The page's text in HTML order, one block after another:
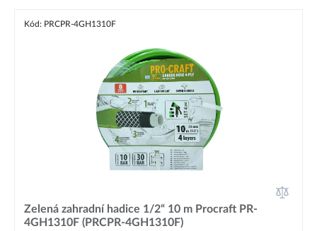
Kód: PRCPR-4GH1310F
Zelená zahradní hadice 1/2“ 10 m Procraft PR-
4GH1310F (PRCPR-4GH1310F)